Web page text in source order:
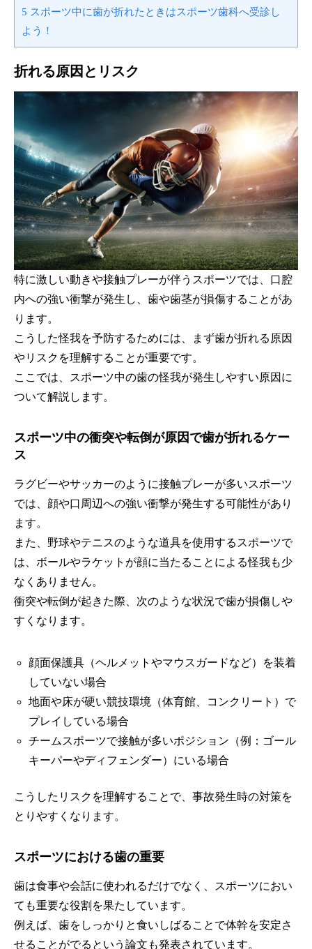
5 スポーツ中に歯が折れたときはスポーツ歯科へ受診し
よう！
折れる原因とリスク
特に激しい動きや接触プレーが伴うスポーツでは、口腔
内への強い衝撃が発生し、歯や歯茎が損傷することがあ
ります。
こうした怪我を予防するためには、まず歯が折れる原因
やリスクを理解することが重要です。
ここでは、スポーツ中の歯の怪我が発生しやすい原因に
ついて解説します。
スポーツ中の衝突や転倒が原因で歯が折れるケー
ス
ラグビーやサッカーのように接触プレーが多いスポーツ
では、顔や口周辺への強い衝撃が発生する可能性があり
ます。
また、野球やテニスのような道具を使用するスポーツで
は、ボールやラケットが顔に当たることによる怪我も少
なくありません。
衝突や転倒が起きた際、次のような状況で歯が損傷しや
すくなります。
顔面保護具（ヘルメットやマウスガードなど）を装着
していない場合
地面や床が硬い競技環境（体育館、コンクリート）で
プレイしている場合
チームスポーツで接触が多いポジション（例：ゴール
キーパーやディフェンダー）にいる場合
こうしたリスクを理解することで、事故発生時の対策を
とりやすくなります。
スポーツにおける歯の重要
歯は食事や会話に使われるだけでなく、スポーツにおい
ても重要な役割を果たしています。
例えば、歯をしっかりと食いしばることで体幹を安定さ
せることがでるという論文も発表されています。